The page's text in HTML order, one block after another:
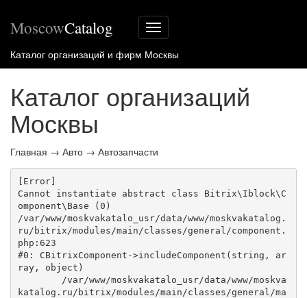
Меню
сайта
MoscowCatalog
Каталог организаций и фирм Москвы
Каталог организаций
Москвы
Главная → Авто → Автозапчасти
[Error]
Cannot instantiate abstract class Bitrix\Iblock\C
omponent\Base (0)
/var/www/moskvakatalo_usr/data/www/moskvakatalog.
ru/bitrix/modules/main/classes/general/component.
php:623
#0: CBitrixComponent->includeComponent(string, ar
ray, object)
katalog.ru/bitrix/modules/main/classes/general/ma